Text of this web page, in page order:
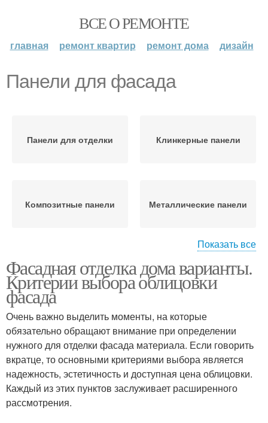
ВСЕ О РЕМОНТЕ
главная ремонт квартир ремонт дома дизайн
Панели для фасада
Панели для отделки Клинкерные панели
Композитные панели Металлические панели
Деревянные панели Фасадные панели
Панели для наружной
отделки
Показать все
Фасадная отделка дома варианты.
Критерии выбора облицовки
фасада
Очень важно выделить моменты, на которые
обязательно обращают внимание при определении
нужного для отделки фасада материала. Если говорить
вкратце, то основными критериями выбора является
надежность, эстетичность и доступная цена облицовки.
Каждый из этих пунктов заслуживает расширенного
рассмотрения.